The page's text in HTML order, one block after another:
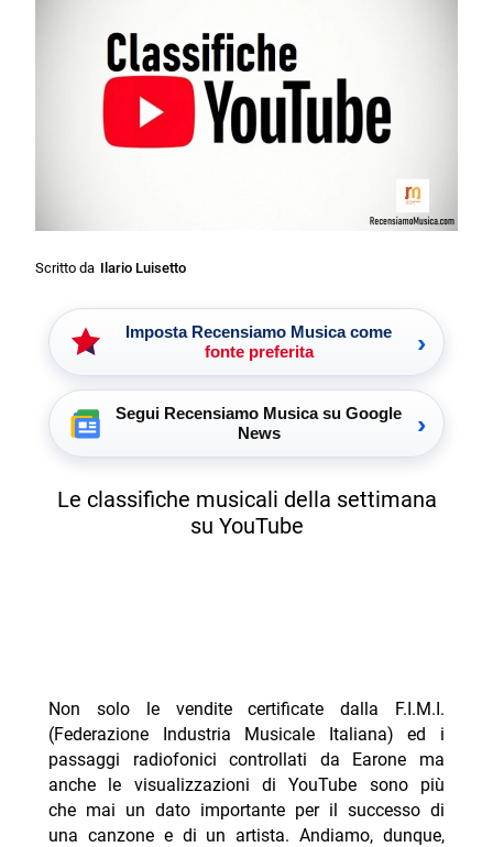
Scritto da Ilario Luisetto
Imposta Recensiamo Musica come
fonte preferita
›
Segui Recensiamo Musica su Google
News
›
Le classifiche musicali della settimana
su YouTube
Non solo le vendite certificate dalla F.I.M.I.
(Federazione Industria Musicale Italiana) ed i
passaggi radiofonici controllati da Earone ma
anche le visualizzazioni di YouTube sono più
che mai un dato importante per il successo di
una canzone e di un artista. Andiamo, dunque,